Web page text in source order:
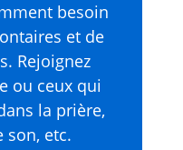
besoin
et de
Rejoignez
ou ceux qui
la prière,
son, etc.